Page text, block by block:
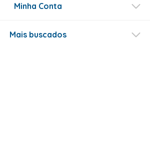
Minha Conta
Mais buscados